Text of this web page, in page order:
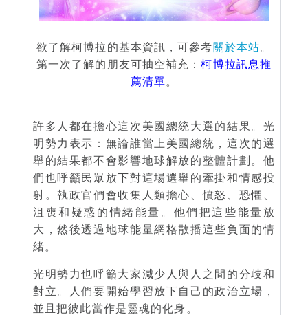
欲了解柯博拉的基本資訊，可參考關於本站。
第一次了解的朋友可抽空補充：柯博拉訊息推
薦清單。
許多人都在擔心這次美國總統大選的結果。光
明勢力表示：無論誰當上美國總統，這次的選
舉的結果都不會影響地球解放的整體計劃。他
們也呼籲民眾放下對這場選舉的牽掛和情感投
射。執政官們會收集人類擔心、憤怒、恐懼、
沮喪和疑惑的情緒能量。他們把這些能量放
大，然後透過地球能量網格散播這些負面的情
緒。
光明勢力也呼籲大家減少人與人之間的分歧和
對立。人們要開始學習放下自己的政治立場，
並且把彼此當作是靈魂的化身。